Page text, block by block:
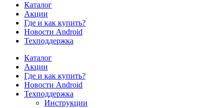
Каталог
Акции
Где и как купить?
Новости Android
Техподдержка
Каталог
Акции
Где и как купить?
Новости Android
Техподдержка
Инструкции